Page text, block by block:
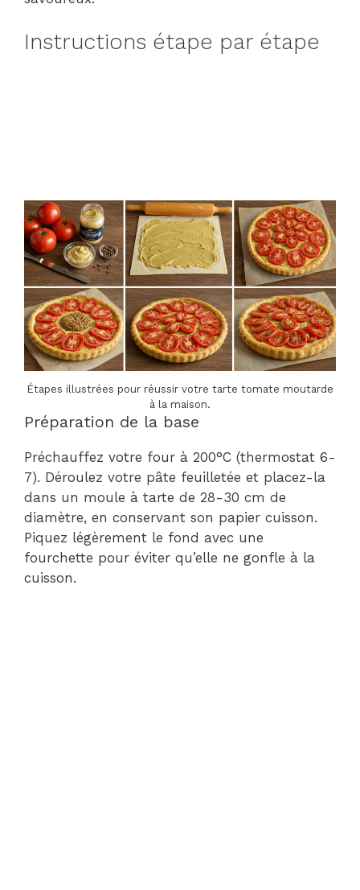
Instructions étape par étape
Étapes illustrées pour réussir votre tarte tomate moutarde
à la maison.
Préparation de la base
Préchauffez votre four à 200°C (thermostat 6-
7). Déroulez votre pâte feuilletée et placez-la
dans un moule à tarte de 28-30 cm de
diamètre, en conservant son papier cuisson.
Piquez légèrement le fond avec une
fourchette pour éviter qu’elle ne gonfle à la
cuisson.